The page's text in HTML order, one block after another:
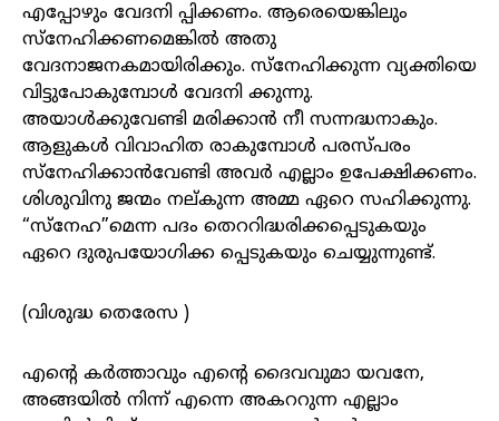
എപ്പോഴും വേദനി പ്പിക്കണം. ആരെയെങ്കിലും
സ്നേഹിക്കണമെങ്കിൽ അതു
വേദനാജനകമായിരിക്കും. സ്നേഹിക്കുന്ന വ്യക്തിയെ
വിട്ടുപോകുമ്പോൾ വേദനി ക്കുന്നു.
അയാൾക്കുവേണ്ടി മരിക്കാൻ നീ സന്നദ്ധനാകും.
ആളുകൾ വിവാഹിത രാകുമ്പോൾ പരസ്പ‌രം
സ്നേഹിക്കാൻവേണ്ടി അവർ എല്ലാം ഉപേക്ഷിക്കണം.
ശിശുവിനു ജന്മം നല്‌കുന്ന അമ്മ ഏറെ സഹിക്കുന്നു.
“സ്നേഹ”മെന്ന പദം തെററിദ്ധരിക്കപ്പെടുകയും
ഏറെ ദുരുപയോഗിക്ക പ്പെടുകയും ചെയ്യുന്നുണ്ട്.
(വിശുദ്ധ തെരേസ )
എൻ്റെ കർത്താവും എൻ്റെ ദൈവവുമാ യവനേ,
അങ്ങയിൽ നിന്ന് എന്നെ അകററുന്ന എല്ലാം